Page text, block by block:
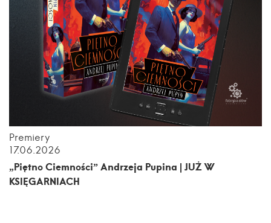
Premiery
17.06.2026
„Piętno Ciemności” Andrzeja Pupina | JUŻ W
KSIĘGARNIACH